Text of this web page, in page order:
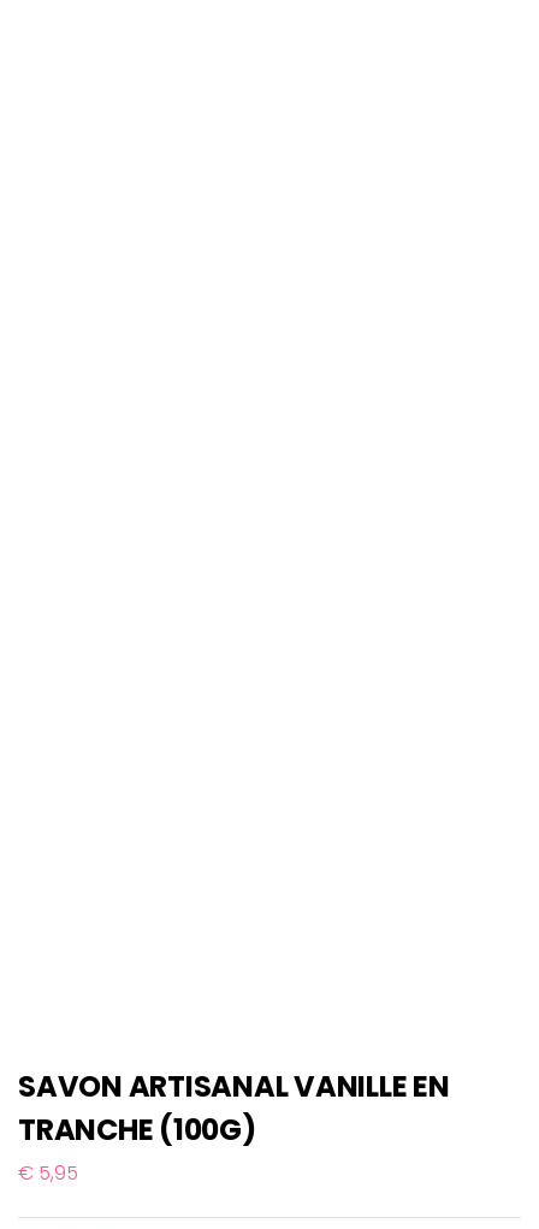
SAVON ARTISANAL VANILLE EN
TRANCHE (100G)
€ 5,95